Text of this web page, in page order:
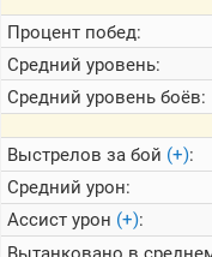
ВК
Портал
Мира
Танков
Процент побед:
Средний уровень:
Средний уровень боёв:
Выстрелов за бой (+):
Средний урон:
Ассист урон (+):